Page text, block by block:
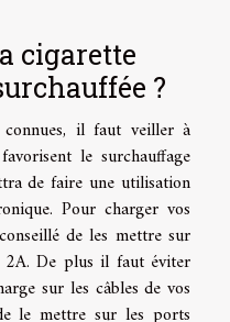
cigarette
?
il faut veiller à
le surchauffage
de faire une utilisation
Pour charger vos
de les mettre sur
De plus il faut éviter
sur les câbles de vos
le mettre sur les ports